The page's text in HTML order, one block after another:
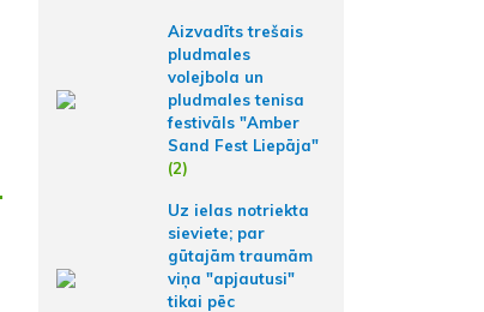
Aizvadīts trešais
pludmales
volejbola un
pludmales tenisa
festivāls "Amber
Sand Fest Liepāja"
(2)
Uz ielas notriekta
sieviete; par
gūtajām traumām
viņa "apjautusi"
tikai pēc